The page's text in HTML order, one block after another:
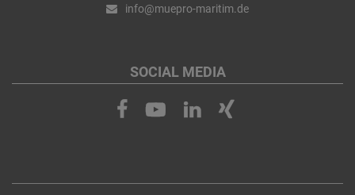
info@muepro-maritim.de
SOCIAL MEDIA